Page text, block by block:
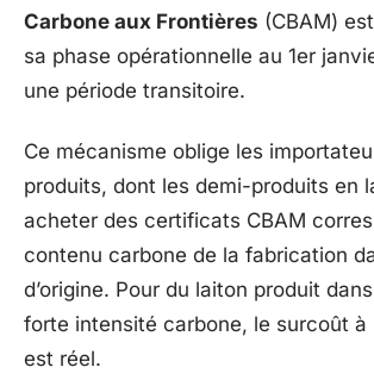
Carbone aux Frontières (CBAM)
sa phase opérationnelle au 1er
une période transitoire.
Ce mécanisme oblige les
produits, dont les demi-produits en
acheter des certificats CBAM
contenu carbone de la fabrication
d’origine. Pour du laiton produit
forte intensité carbone, le surcoût à
est réel.